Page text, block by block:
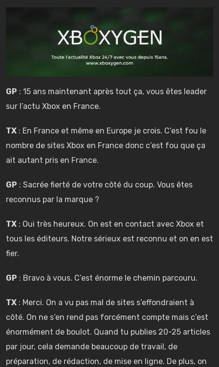
GP : 15 ans maintenant après tout ça, vous êtes leader
sur l’actu Xbox en France.
TX : En France et même en Europe je crois. C’est fou le
nombre de sites Xbox en France donc c’est fou que ça
ait autant pris en France.
GP : Sacrée fierté de votre côté du coup. Vous êtes
reconnus par la marque ?
TX : Oui très heureux. On est en contact avec Xbox et
tous les éditeurs. Notre sérieux est reconnu et on en est
fier.
GP : Bravo à vous. C’est énorme le chemin parcouru.
TX : Merci. On a vu pas mal de sites s’effondraient à
côté. On ne s’en rend pas forcément compte mais c’est
énormément de boulot. Quand tu publies 20-25 articles
par jour, cela demande beaucoup de travail, de
préparation, de rédaction, de mise en ligne. De plus, on